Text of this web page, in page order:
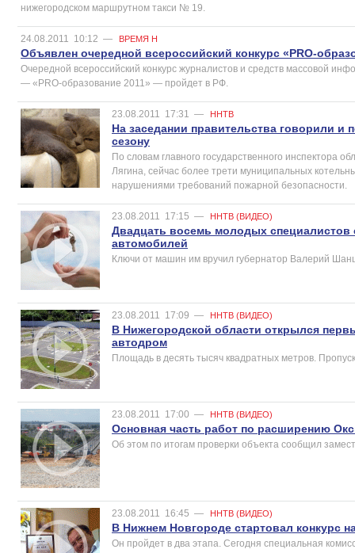
нижегородском маршрутном такси № 19.
24.08.2011 10:12 — ВРЕМЯ Н
Объявлен очередной всероссийский конкурс «PRO-
Очередной всероссийский конкурс журналистов и средств массовой
— «PRO-образование 2011» — пройдет в РФ.
23.08.2011 17:31 — ННТВ
На заседании правительства говорили и
сезону
По словам главного государственного инспектора
Лягина, сейчас более трети муниципальных
нарушениями требований пожарной безопасности.
23.08.2011 17:15 — ННТВ (ВИДЕО)
Двадцать восемь молодых специалистов
автомобилей
Ключи от машин им вручил губернатор Валерий
23.08.2011 17:09 — ННТВ (ВИДЕО)
В Нижегородской области открылся
автодром
Площадь в десять тысяч квадратных метров.
23.08.2011 17:00 — ННТВ (ВИДЕО)
Основная часть работ по расширению
Об этом по итогам проверки объекта сообщил
23.08.2011 16:45 — ННТВ (ВИДЕО)
В Нижнем Новгороде стартовал конкурс
Он пройдет в два этапа. Сегодня специальная